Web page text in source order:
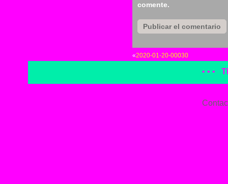
comente.
«2020-01-20-00030
• • •